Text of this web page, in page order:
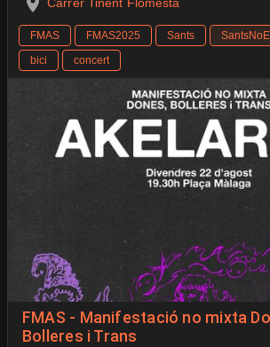
FMAS FMAS2025 Sants
bici
concert
FMAS - Manifestació no mixta
Bolleres i Trans